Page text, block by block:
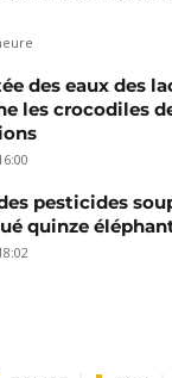
des eaux des
les crocodiles
pesticides
quinze